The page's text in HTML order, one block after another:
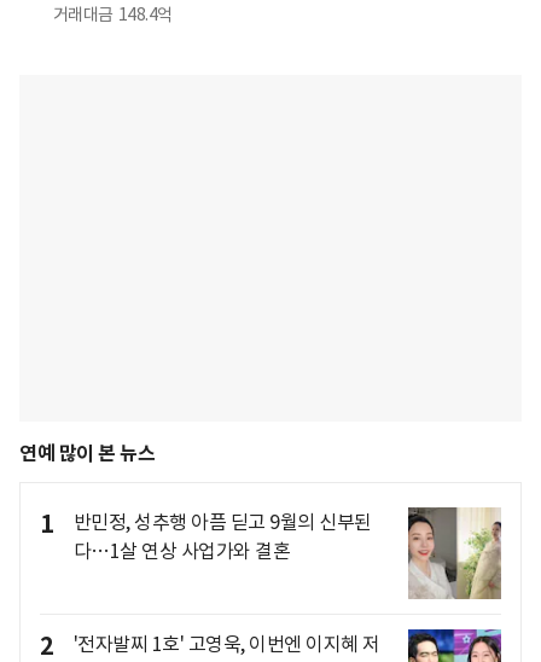
거래대금 148.4억
연예 많이 본 뉴스
1
반민정, 성추행 아픔 딛고 9월의 신부된
다…1살 연상 사업가와 결혼
2
'전자발찌 1호' 고영욱, 이번엔 이지혜 저